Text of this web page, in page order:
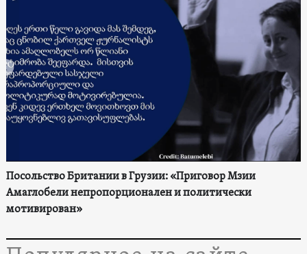
Посольство Британии в Грузии: «Приговор Мзии
Амаглобели непропорционален и политически
мотивирован»